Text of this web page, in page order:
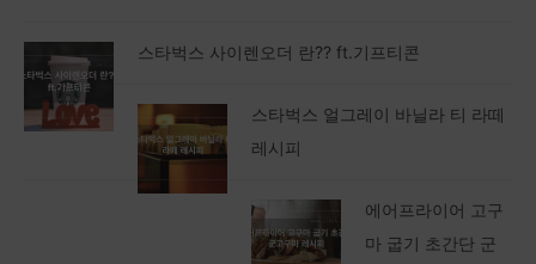
스타벅스 사이렌오더 란?? ft.기프티콘
스타벅스 얼그레이 바닐라 티 라떼
레시피
에어프라이어 고구
마 굽기 초간단 군